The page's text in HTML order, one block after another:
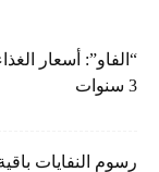
“الفاو”: أسعار
3 سنوات
رسوم النفايات